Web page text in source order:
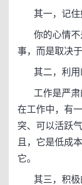
其一，记住
你的心情不
事，而是取决
其二，利用
工作是严肃
在工作中，有
突、可以活跃
且，它是低成
它。
其三，积极